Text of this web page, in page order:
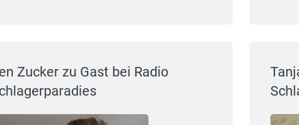
Zucker zu Gast bei Radio